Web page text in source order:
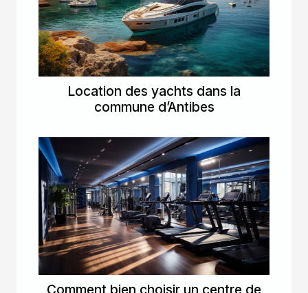
Location des yachts dans la
commune d’Antibes